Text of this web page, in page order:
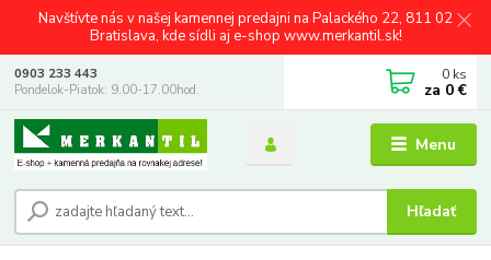
Navštívte nás v našej kamennej predajni na Palackého 22, 811 02
Bratislava, kde sídli aj e-shop www.merkantil.sk!
Menu
Hľadať
0903 233 443
Pondelok-Piatok: 9.00-17.00hod.
0 ks
za 0 €